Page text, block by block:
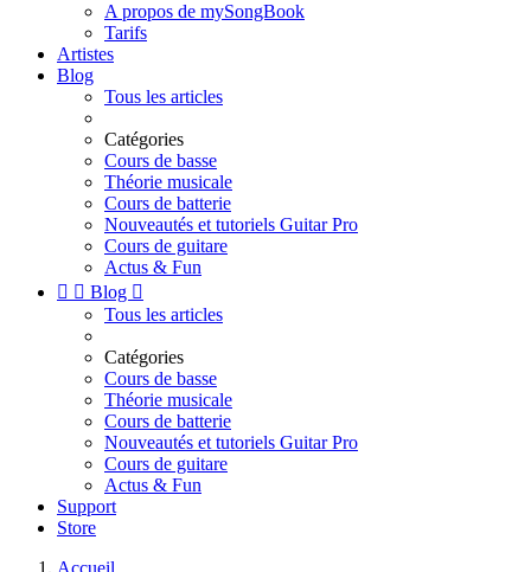
A propos de mySongBook
Tarifs
Artistes
Blog
Tous les articles
Catégories
Cours de basse
Théorie musicale
Cours de batterie
Nouveautés et tutoriels Guitar Pro
Cours de guitare
Actus & Fun
  Blog 
Tous les articles
Catégories
Cours de basse
Théorie musicale
Cours de batterie
Nouveautés et tutoriels Guitar Pro
Cours de guitare
Actus & Fun
Support
Store
Accueil